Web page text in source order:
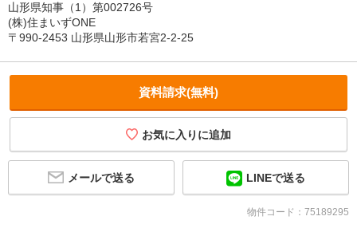
山形県知事（1）第002726号
(株)住まいずONE
〒990-2453 山形県山形市若宮2-2-25
資料請求(無料)
メールで送る LINEで送る
物件コード：75189295